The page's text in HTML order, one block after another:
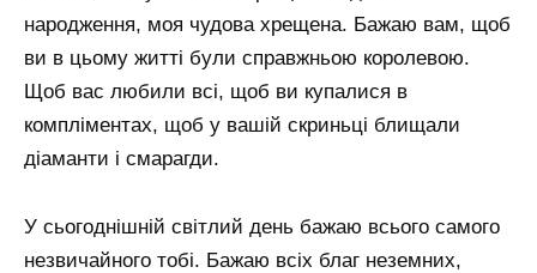
народження, моя чудова хрещена. Бажаю вам, щоб
ви в цьому житті були справжньою королевою.
Щоб вас любили всі, щоб ви купалися в
компліментах, щоб у вашій скриньці блищали
діаманти і смарагди.
У сьогоднішній світлий день бажаю всього самого
незвичайного тобі. Бажаю всіх благ неземних,